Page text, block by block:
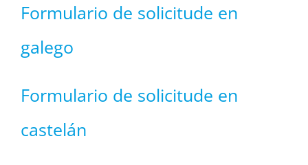
Formulario de solicitude en
galego
Formulario de solicitude en
castelán